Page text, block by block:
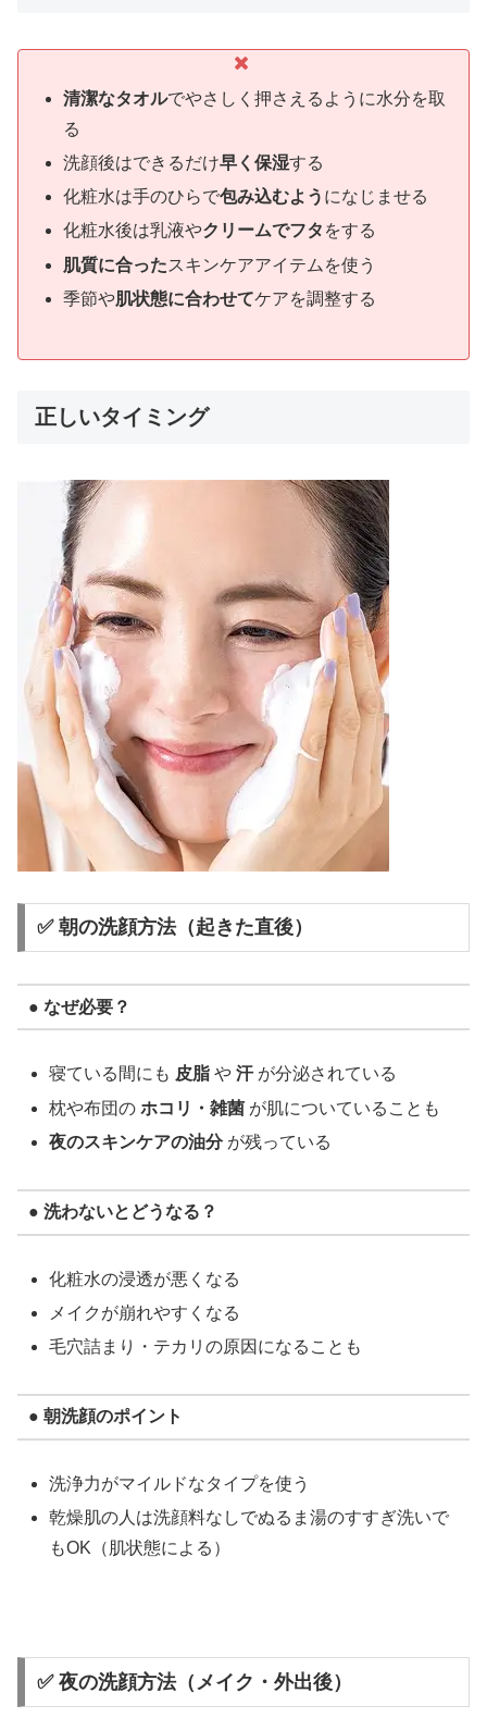
清潔なタオルでやさしく押さえるように水分を取
る
洗顔後はできるだけ早く保湿する
化粧水は手のひらで包み込むよう になじませる
化粧水後は乳液やクリームでフタ をする
肌質に合ったスキンケアアイテムを使う
季節や肌状態に合わせてケアを調整する
正しいタイミング
✅ 朝の洗顔方法（起きた直後）
● なぜ必要？
寝ている間にも 皮脂 や汗が分泌されている
枕や布団のホコリ・雑菌 が肌についていることも
夜のスキンケアの油分が残っている
● 洗わないとどうなる？
化粧水の浸透が悪くなる
メイクが崩れやすくなる
毛穴詰まり・テカリの原因になることも
● 朝洗顔のポイント
洗浄力がマイルドなタイプを使う
乾燥肌の人は洗顔料なしでぬるま湯のすすぎ洗いで
もOK（肌状態による）
✅ 夜の洗顔方法（メイク・外出後）